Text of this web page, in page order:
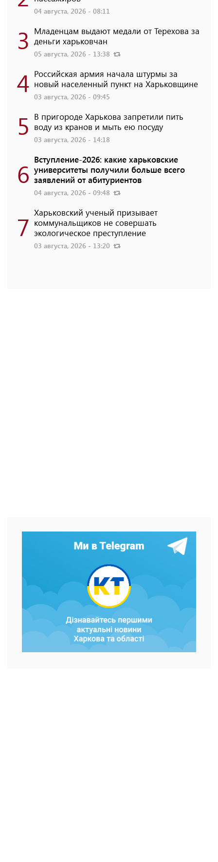
04 августа, 2026 - 08:11
3 Младенцам выдают медали от Терехова за
деньги харьковчан
05 августа, 2026 - 13:38
4 Российская армия начала штурмы за
новый населенный пункт на Харьковщине
03 августа, 2026 - 09:45
5 В пригороде Харькова запретили пить
воду из кранов и мыть ею посуду
03 августа, 2026 - 14:18
6 Вступление-2026: какие харьковские
университеты получили больше всего
заявлений от абитуриентов
04 августа, 2026 - 09:48
7 Харьковский ученый призывает
коммунальщиков не совершать
экологическое преступление
03 августа, 2026 - 13:20